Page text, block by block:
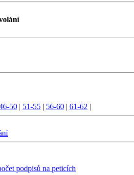
50 51-55 56-60 61-62
podpisů na peticích